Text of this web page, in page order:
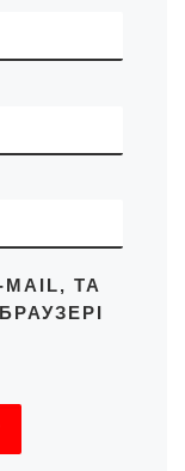
ТА